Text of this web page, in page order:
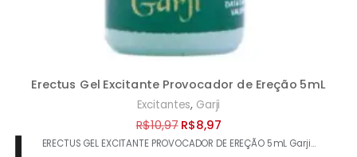
Erectus Gel Excitante Provocador de Ereção 5mL
Excitantes, Garji
R$10,97 O
preço
R$8,97O
preço
ERECTUS GEL EXCITANTE PROVOCADOR DE EREÇÃO 5mL Garji…